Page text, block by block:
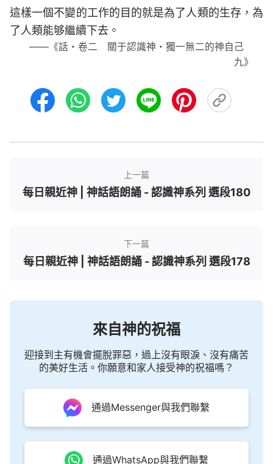
這樣一個不變的工作的目的就是為了人類的生存，為
了人類能够繼續下去。
——《話・卷二 關于認識神・獨一無二的神自己
九》
上一篇
每日親近神 | 神話語朗誦 - 認識神系列 選段180
下一篇
每日親近神 | 神話語朗誦 - 認識神系列 選段178
來自神的祝福
迎接到主有機會擺脫罪惡，過上沒有眼淚、沒有痛苦
的美好生活。你願意和家人接受神的祝福嗎？
通過Messenger與我們聯繫
通過WhatsApp與我們聯繫